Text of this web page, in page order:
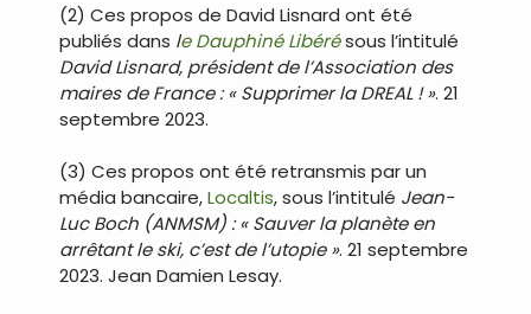
(2) Ces propos de David Lisnard ont été
publiés dans le Dauphiné Libérésous l’intitulé
David Lisnard, président de l’Association des
maires de France : « Supprimer la DREAL ! ». 21
septembre 2023.
(3) Ces propos ont été retransmis par un
média bancaire,Localtis, sous l’intitulé Jean-
Luc Boch (ANMSM) : « Sauver la planète en
arrêtant le ski, c’est de l’utopie ». 21 septembre
2023. Jean Damien Lesay.